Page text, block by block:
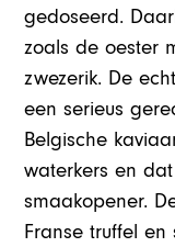
gedoseerd.
zoals de oester
zwezerik. De
een serieus
Belgische
waterkers en
smaakopener.
Franse truffel